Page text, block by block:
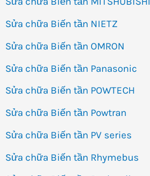
Sửa chữa Biến tần NIETZ
Sửa chữa Biến tần OMRON
Sửa chữa Biến tần Panasonic
Sửa chữa Biến tần POWTECH
Sửa chữa Biến tần Powtran
Sửa chữa Biến tần PV series
Sửa chữa Biến tần Rhymebus